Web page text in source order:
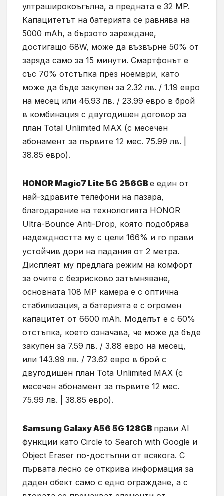
ултраширокоъгълна, а предната е 32 MP.
Капацитетът на батерията се равнява на
5000 mAh, а бързото зареждане,
достигащо 68W, може да възвърне 50% от
заряда само за 15 минути. Смартфонът е
със 70% отстъпка през ноември, като
може да бъде закупен за 2.32 лв. / 1.19 евро
на месец или 46.93 лв. / 23.99 евро в брой
в комбинация с двугодишен договор за
план Total Unlimited MAX (с месечен
абонамент за първите 12 мес. 75.99 лв. |
38.85 евро).
HONOR Magic7 Lite 5G 256GBе един от
най-здравите телефони на пазара,
благодарение на технологията HONOR
Ultra-Bounce Anti-Drop, която подобрява
надеждността му с цели 166% и го прави
устойчив дори на падания от 2 метра.
Дисплеят му предлага режим на комфорт
за очите с безрисково затъмняване,
основната 108 MP камера е с оптична
стабилизация, а батерията е с огромен
капацитет от 6600 mAh. Моделът е с 60%
отстъпка, което означава, че може да бъде
закупен за 7.59 лв. / 3.88 евро на месец,
или 143.99 лв. / 73.62 евро в брой с
двугодишен план Tota Unlimited MAX (с
месечен абонамент за първите 12 мес.
75.99 лв. | 38.85 евро).
Samsung Galaxy A56 5G 128GB прави AI
функции като Circle to Search with Google и
Object Eraser по-достъпни от всякога. С
първата лесно се открива информация за
даден обект само с едно ограждане, а с